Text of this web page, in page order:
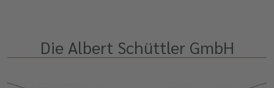
Die Albert Schüttler GmbH